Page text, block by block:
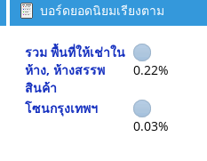
บอร์ดยอดนิยมเรียงตาม
กิจกรรม
รวม พื้นที่ให้เช่าใน
ห้าง, ห้างสรรพ
สินค้า
0.22%
โซนกรุงเทพฯ
0.03%